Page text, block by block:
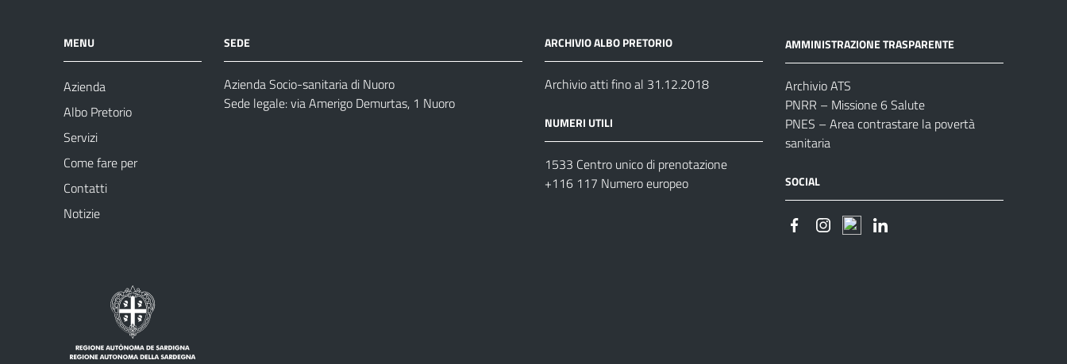
MENU
Azienda
Albo Pretorio
Servizi
Come fare per
Contatti
Notizie
SEDE
Azienda Socio-sanitaria di Nuoro
Sede legale: via Amerigo Demurtas, 1 Nuoro
ARCHIVIO ALBO PRETORIO
Archivio atti fino al 31.12.2018
NUMERI UTILI
1533 Centro unico di prenotazione
+116 117 Numero europeo
AMMINISTRAZIONE TRASPARENTE
Archivio ATS
PNRR – Missione 6 Salute
PNES – Area contrastare la povertà
sanitaria
SOCIAL